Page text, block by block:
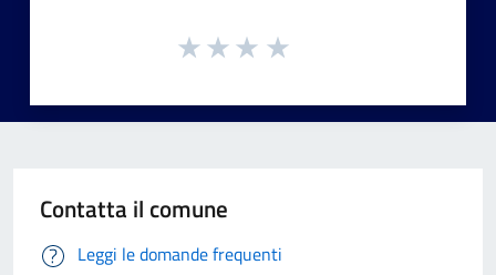
Contatta il comune
Leggi le domande frequenti